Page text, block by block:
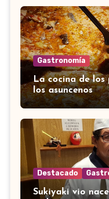
Gastronomía
La cocina de los
los asuncenos
Destacado
Sukiyaki vio